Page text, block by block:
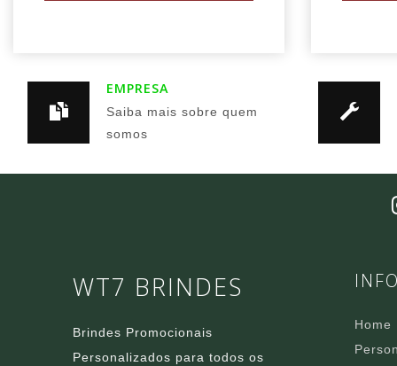
EMPRESA
Saiba mais sobre quem
somos
WT7 BRINDES
Brindes Promocionais
Personalizados para todos os
Home